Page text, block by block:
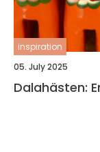
inspiration
05. July 2025
Dalahästen: